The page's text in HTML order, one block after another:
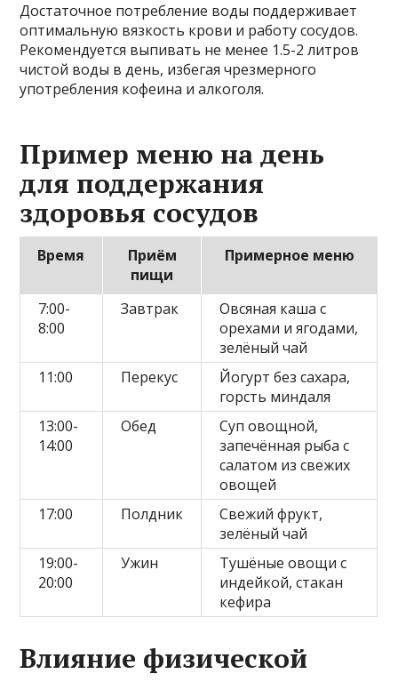
Достаточное потребление воды поддерживает
оптимальную вязкость крови и работу сосудов.
Рекомендуется выпивать не менее 1.5-2 литров
чистой воды в день, избегая чрезмерного
употребления кофеина и алкоголя.
Пример меню на день
для поддержания
здоровья сосудов
Время
Приём
пищи
Примерное меню
7:00-
8:00
Завтрак
Овсяная каша с
орехами и ягодами,
зелёный чай
11:00
Перекус
Йогурт без сахара,
горсть миндаля
13:00-
14:00
Обед
Суп овощной,
запечённая рыба с
салатом из свежих
овощей
17:00
Полдник
Свежий фрукт,
зелёный чай
19:00-
20:00
Ужин
Тушёные овощи с
индейкой, стакан
кефирa
Влияние физической